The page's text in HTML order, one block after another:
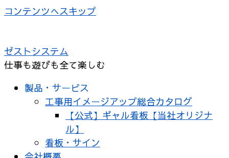
コンテンツへスキップ
ゼストシステム
仕事も遊びも全て楽しむ
製品・サービス
工事用イメージアップ総合カタログ
【公式】ギャル看板【当社オリジナ
ル】
看板・サイン